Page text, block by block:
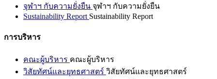
จุฬาฯ กับความยั่งยืน จุฬาฯ กับความยั่งยืน
Sustainability Report Sustainability Report
การบริหาร
คณะผู้บริหาร คณะผู้บริหาร
วิสัยทัศน์และยุทธศาสตร์ วิสัยทัศน์และยุทธศาสตร์